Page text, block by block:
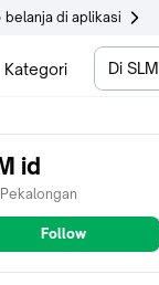
belanja di aplikasi
Kategori Di
id
Follow